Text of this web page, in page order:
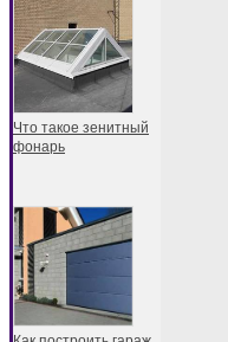
Что такое зенитный
фонарь